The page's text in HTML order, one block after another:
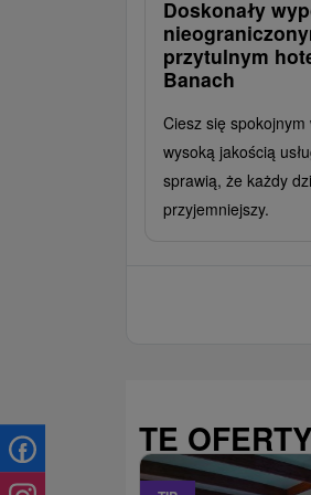
Doskonały
przytulnym
Banach
Ciesz się
wysoką jakością
sprawią, że każdy
przyjemniejszy.
TE